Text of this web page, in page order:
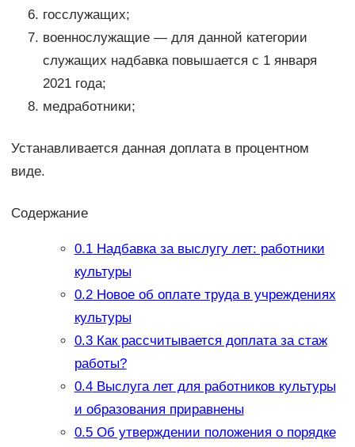
госслужащих;
военнослужащие — для данной категории
служащих надбавка повышается с 1 января
2021 года;
медработники;
Устанавливается данная доплата в процентном
виде.
Содержание
0.1Надбавка за выслугу лет: работники
культуры
0.2Новое об оплате труда в учреждениях
культуры
0.3Как рассчитывается доплата за стаж
работы?
0.4Выслуга лет для работников культуры
и образования приравнены
0.5Об утверждении положения о порядке